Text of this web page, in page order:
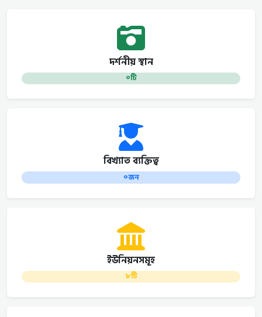
দর্শনীয় স্থান
০টি
বিখ্যাত ব্যক্তিত্ব
০জন
ইউনিয়নসমূহ
৮টি